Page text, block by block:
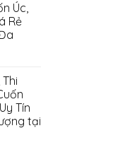
Úc,
Rẻ
Tín
tại